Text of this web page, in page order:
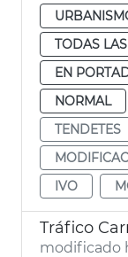
TODAS
EN
NORMAL
TENDETES
IVO
modificado